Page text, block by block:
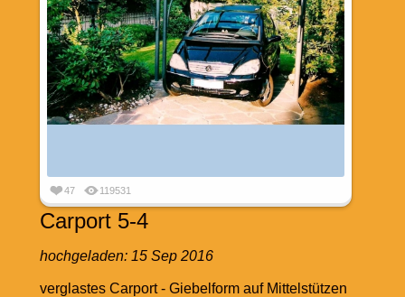
47 119531
Carport 5-4
hochgeladen: 15 Sep 2016
verglastes Carport - Giebelform auf Mittelstützen